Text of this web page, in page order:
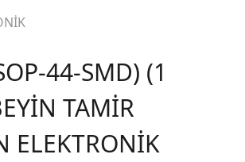
BUTONLAR
G SERİSİ ENTEGRELER
K SERİSİ ENTEGRELER
44-SMD) (1
TAMİR
ELEKTRONİK